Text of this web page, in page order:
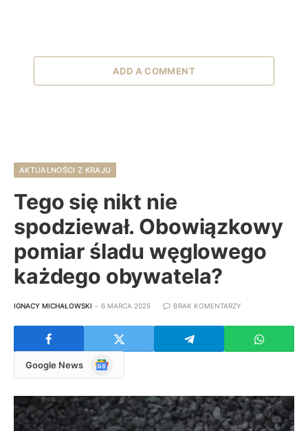
ADD A COMMENT
AKTUALNOŚCI Z KRAJU
Tego się nikt nie
spodziewał. Obowiązkowy
pomiar śladu węglowego
każdego obywatela?
IGNACY MICHAŁOWSKI 6 MARCA 2025 BRAK KOMENTARZY
Google News
Google